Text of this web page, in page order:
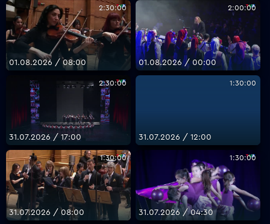
2:30:00
01.08.2026 / 08:00
2:00:00
01.08.2026 / 00:00
2:30:00
31.07.2026 / 17:00
1:30:00
31.07.2026 / 12:00
1:30:00
31.07.2026 / 08:00
1:30:00
31.07.2026 / 04:30